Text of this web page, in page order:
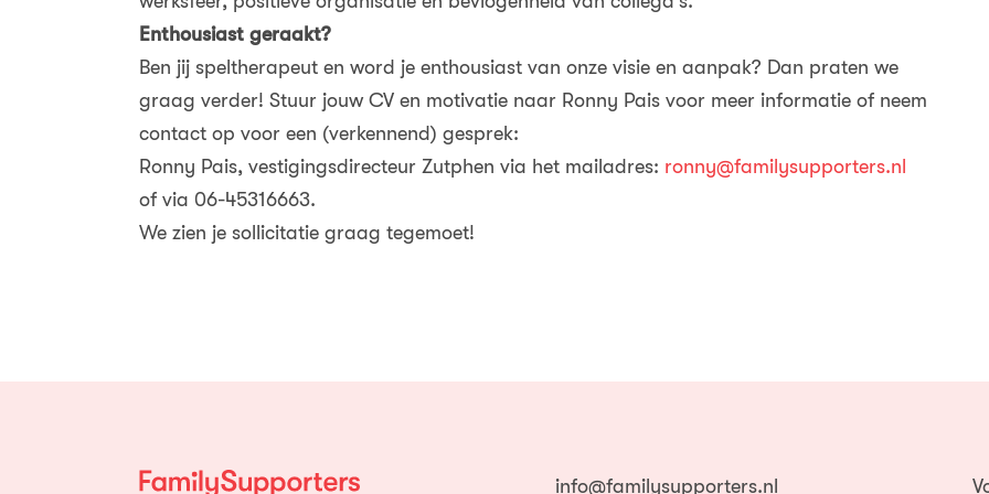
Enthousiast geraakt?
Ben jij speltherapeut en word je enthousiast van onze visie en aanpak? Dan praten we
graag verder! Stuur jouw CV en motivatie naar Ronny Pais voor meer informatie of neem
contact op voor een (verkennend) gesprek:
Ronny Pais, vestigingsdirecteur Zutphen via het mailadres: ronny@familysupporters.nl
of via 06-45316663.
We zien je sollicitatie graag tegemoet!
info@familysupporters.nl